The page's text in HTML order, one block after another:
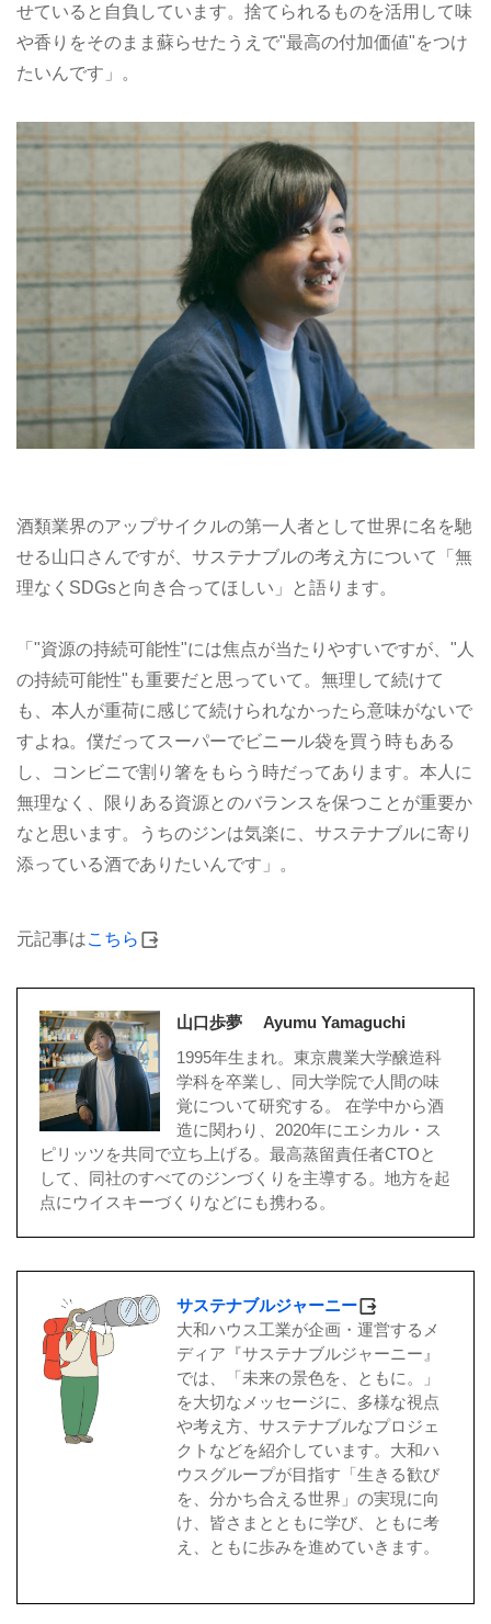
せていると自負しています。捨てられるものを活用して味
や香りをそのまま蘇らせたうえで"最高の付加価値"をつけ
たいんです」。
酒類業界のアップサイクルの第一人者として世界に名を馳
せる山口さんですが、サステナブルの考え方について「無
理なくSDGsと向き合ってほしい」と語ります。
「"資源の持続可能性"には焦点が当たりやすいですが、"人
の持続可能性"も重要だと思っていて。無理して続けて
も、本人が重荷に感じて続けられなかったら意味がないで
すよね。僕だってスーパーでビニール袋を買う時もある
し、コンビニで割り箸をもらう時だってあります。本人に
無理なく、限りある資源とのバランスを保つことが重要か
なと思います。うちのジンは気楽に、サステナブルに寄り
添っている酒でありたいんです」。
元記事はこちら
山口歩夢 Ayumu Yamaguchi
1995年生まれ。東京農業大学醸造科
学科を卒業し、同大学院で人間の味
覚について研究する。 在学中から酒
造に関わり、2020年にエシカル・ス
ピリッツを共同で立ち上げる。最高蒸留責任者CTOと
して、同社のすべてのジンづくりを主導する。地方を起
点にウイスキーづくりなどにも携わる。
サステナブルジャーニー
大和ハウス工業が企画・運営するメ
ディア『サステナブルジャーニー』
では、「未来の景色を、ともに。」
を大切なメッセージに、多様な視点
や考え方、サステナブルなプロジェ
クトなどを紹介しています。大和ハ
ウスグループが目指す「生きる歓び
を、分かち合える世界」の実現に向
け、皆さまとともに学び、ともに考
え、ともに歩みを進めていきます。